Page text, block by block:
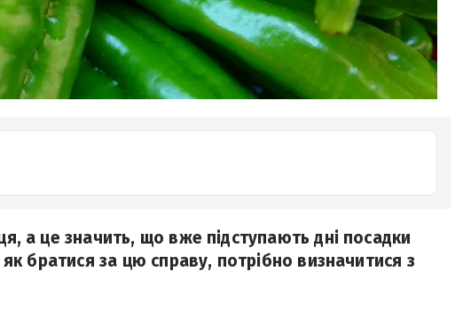
а це значить, що вже підступають дні посадки
братися за цю справу, потрібно визначитися з